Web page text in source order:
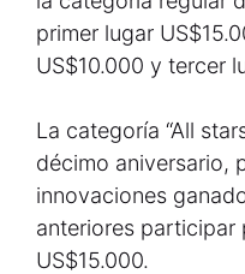
primer lugar
US$10.000 y tercer
La categoría “All
décimo aniversario,
innovaciones
anteriores participar
US$15.000.